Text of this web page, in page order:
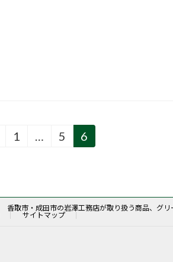
固
ジ
1 …
固
ジ
5
固
ジ
6
香取市・成田市の岩澤工務店が取り扱う商品、グリ
サイトマップ